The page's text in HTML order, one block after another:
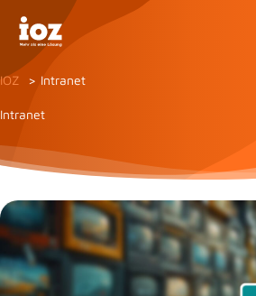
Inhalt
springen
IOZ Intranet
Intranet